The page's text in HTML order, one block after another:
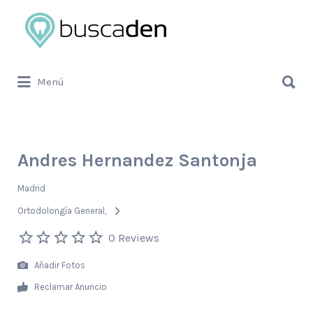
Buscar
por:
Menú
por:
Andres Hernandez Santonja
Madrid
Ortodolongía General
0 Reviews
Añadir Fotos
Reclamar Anuncio